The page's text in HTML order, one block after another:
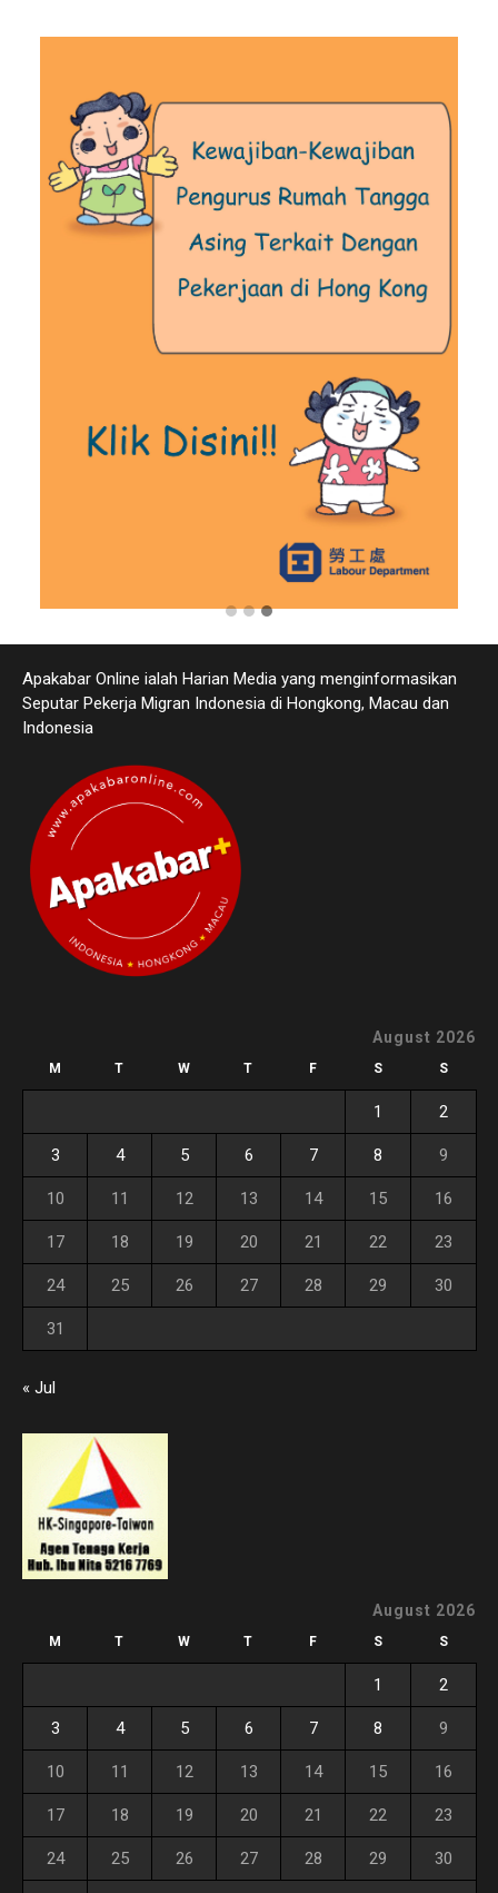
Apakabar Online ialah Harian Media yang menginformasikan
Seputar Pekerja Migran Indonesia di Hongkong, Macau dan
Indonesia
August 2026
M T W T F S S
1 2
3 4 5 6 7 8 9
10 11 12 13 14 15 16
17 18 19 20 21 22 23
24 25 26 27 28 29 30
31
« Jul
August 2026
M T W T F S S
1 2
3 4 5 6 7 8 9
10 11 12 13 14 15 16
17 18 19 20 21 22 23
24 25 26 27 28 29 30